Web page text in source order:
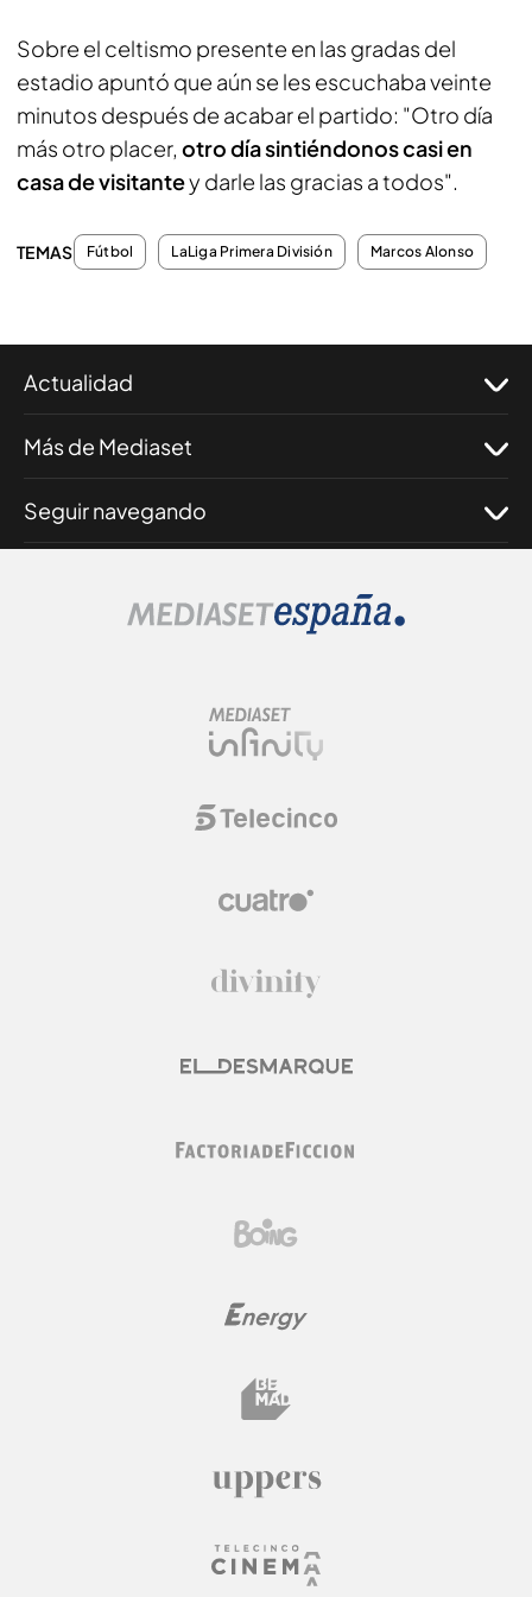
Sobre el celtismo presente en las gradas del
estadio apuntó que aún se les escuchaba veinte
minutos después de acabar el partido: "Otro día
más otro placer, otro día sintiéndonos casi en
casa de visitantey darle las gracias a todos".
TEMAS Fútbol LaLiga Primera División Marcos Alonso
Actualidad
Más de Mediaset
Seguir navegando